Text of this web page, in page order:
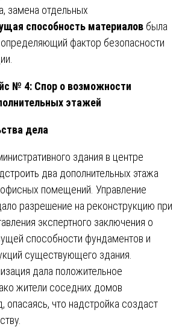
замена отдельных
способность материалов была
определяющий фактор безопасности
№ 4: Спор о возможности
этажей
дела
здания в центре
два дополнительных этажа
помещений. Управление
разрешение на реконструкцию при
экспертного заключения о
способности фундаментов и
существующего здания.
дала положительное
жители соседних домов
опасаясь, что надстройка создаст